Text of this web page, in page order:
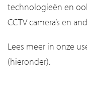
technologieën en
CCTV camera’s en
Lees meer in onze
(hieronder).